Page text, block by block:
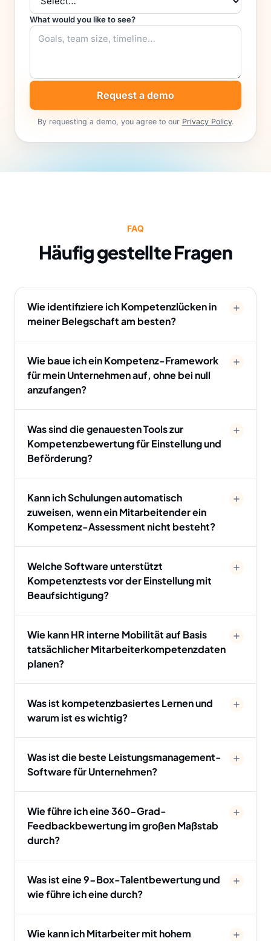
What would you like to see?
Request a demo
By requesting a demo, you agree to our Privacy Policy.
FAQ
Häufig gestellte Fragen
Wie identifiziere ich Kompetenzlücken in
meiner Belegschaft am besten?
Wie baue ich ein Kompetenz-Framework
für mein Unternehmen auf, ohne bei null
anzufangen?
Was sind die genauesten Tools zur
Kompetenzbewertung für Einstellung und
Beförderung?
Kann ich Schulungen automatisch
zuweisen, wenn ein Mitarbeitender ein
Kompetenz-Assessment nicht besteht?
Welche Software unterstützt
Kompetenztests vor der Einstellung mit
Beaufsichtigung?
Wie kann HR interne Mobilität auf Basis
tatsächlicher Mitarbeiterkompetenzdaten
planen?
Was ist kompetenzbasiertes Lernen und
warum ist es wichtig?
Was ist die beste Leistungsmanagement-
Software für Unternehmen?
Wie führe ich eine 360-Grad-
Feedbackbewertung im großen Maßstab
durch?
Was ist eine 9-Box-Talentbewertung und
wie führe ich eine durch?
Wie kann ich Mitarbeiter mit hohem